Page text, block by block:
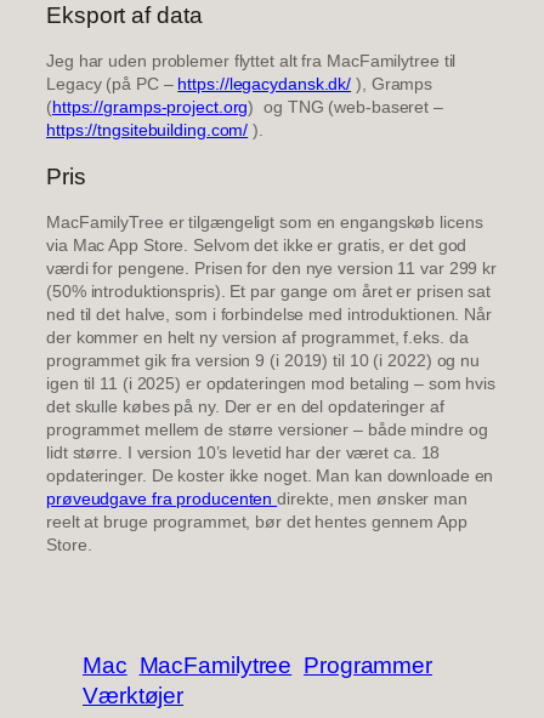
Eksport af data
Jeg har uden problemer flyttet alt fra MacFamilytree til
Legacy (på PC – https://legacydansk.dk/ ), Gramps
(https://gramps-project.org) og TNG (web-baseret –
https://tngsitebuilding.com/ ).
Pris
MacFamilyTree er tilgængeligt som en engangskøb licens
via Mac App Store. Selvom det ikke er gratis, er det god
værdi for pengene. Prisen for den nye version 11 var 299 kr
(50% introduktionspris). Et par gange om året er prisen sat
ned til det halve, som i forbindelse med introduktionen. Når
der kommer en helt ny version af programmet, f.eks. da
programmet gik fra version 9 (i 2019) til 10 (i 2022) og nu
igen til 11 (i 2025) er opdateringen mod betaling – som hvis
det skulle købes på ny. Der er en del opdateringer af
programmet mellem de større versioner – både mindre og
lidt større. I version 10’s levetid har der været ca. 18
opdateringer. De koster ikke noget. Man kan downloade en
prøveudgave fra producentendirekte, men ønsker man
reelt at bruge programmet, bør det hentes gennem App
Store.
Mac MacFamilytree Programmer
Værktøjer